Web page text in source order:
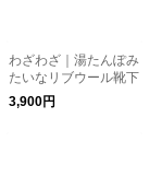
わざわざ｜湯たんぽみ
たいなリブウール靴下
3,900円